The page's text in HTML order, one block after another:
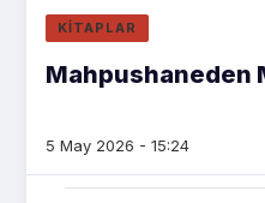
KITAPLAR
Mahpushaneden
5 May 2026 - 15:24